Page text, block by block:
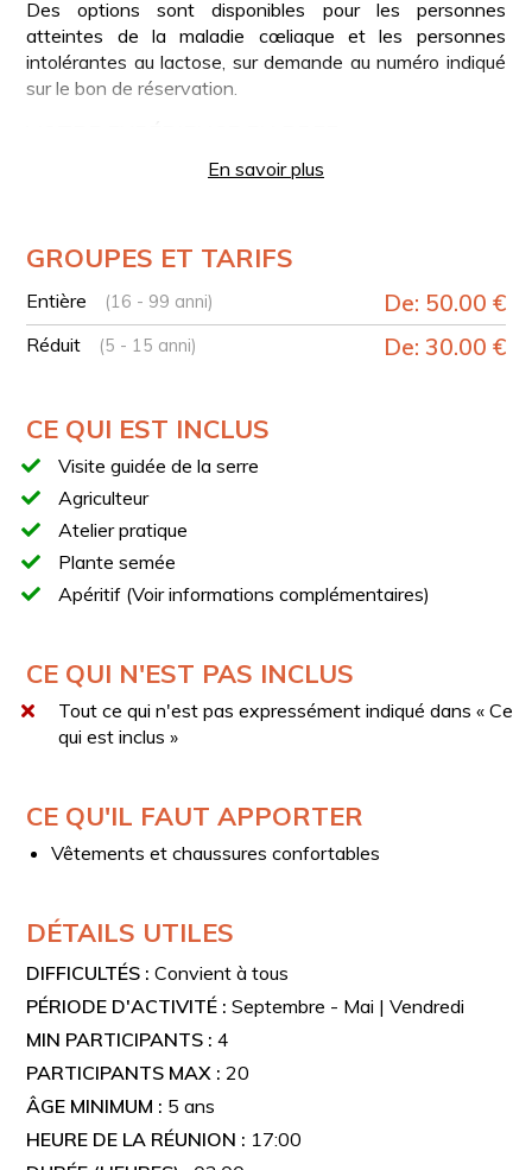
Des options sont disponibles pour les personnes
atteintes de la maladie cœliaque et les personnes
intolérantes au lactose, sur demande au numéro indiqué
sur le bon de réservation.
Arrivée à la serre d’Acerra
Visite guidée de la serre et des cultures saisonnières
Découverte des différentes phases de croissance
des cultures
Explications sur les systèmes d’irrigation et les
Atelier pratique avec création de votre propre plante
Choix entre basilic, origan ou tomates cerises, selon
disponibilité
Apéritif final avec part de pizza et boisson incluse
APÉRITIF
Ou une boisson sans alcool au choix : Coca-Cola,
Fanta ou jus de fruits
En savoir plus
GROUPES ET TARIFS
Entière (16 - 99 anni) De: 50.00 €
Réduit (5 - 15 anni) De: 30.00 €
CE QUI EST INCLUS
Visite guidée de la serre
Agriculteur
Atelier pratique
Plante semée
Apéritif (Voir informations complémentaires)
CE QUI N'EST PAS INCLUS
Tout ce qui n'est pas expressément indiqué dans « Ce
qui est inclus »
CE QU'IL FAUT APPORTER
Vêtements et chaussures confortables
DÉTAILS UTILES
DIFFICULTÉS :Convient à tous
PÉRIODE D'ACTIVITÉ :Septembre - Mai | Vendredi
MIN PARTICIPANTS :4
PARTICIPANTS MAX :20
ÂGE MINIMUM : 5 ans
HEURE DE LA RÉUNION : 17:00